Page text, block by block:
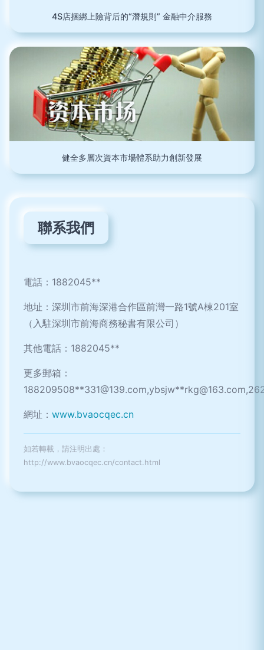
4S店捆綁上險背后的“潛規則” 金融中介服務
健全多層次資本市場體系助力創新發展
聯系我們
電話：1882045**
地址：深圳市前海深港合作區前灣一路1號A棟201室
（入駐深圳市前海商務秘書有限公司）
其他電話：1882045**
更多郵箱：
188209508**331@139.com,ybsjw**rkg@163.com
網址： www.bvaocqec.cn
如若轉載，請注明出處：
http://www.bvaocqec.cn/contact.html